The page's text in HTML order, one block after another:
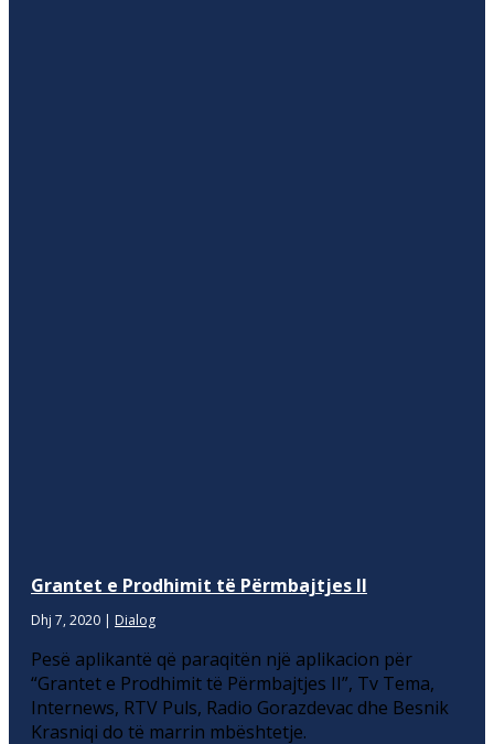
Grantet e Prodhimit të Përmbajtjes II
Dhj 7, 2020 | Dialog
Pesë aplikantë që paraqitën një aplikacion për
“Grantet e Prodhimit të Përmbajtjes II”, Tv Tema,
Internews, RTV Puls, Radio Gorazdevac dhe Besnik
Krasniqi do të marrin mbështetje.